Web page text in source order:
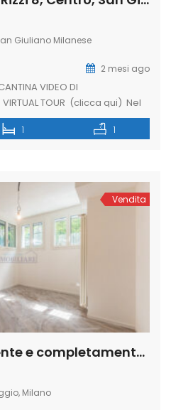
Giuliano Milanese
2 mesi ago
VIDEO DI
VIRTUAL TOUR (clicca qui) Nel
in un contesto residenziale
da ascensore,
si viene accolti da un […]
1 1
Vendita
Bilocale recentemente e completamente via delle Primule 4, Lorenteggio, Milano (Rif. IFM214)
Milano